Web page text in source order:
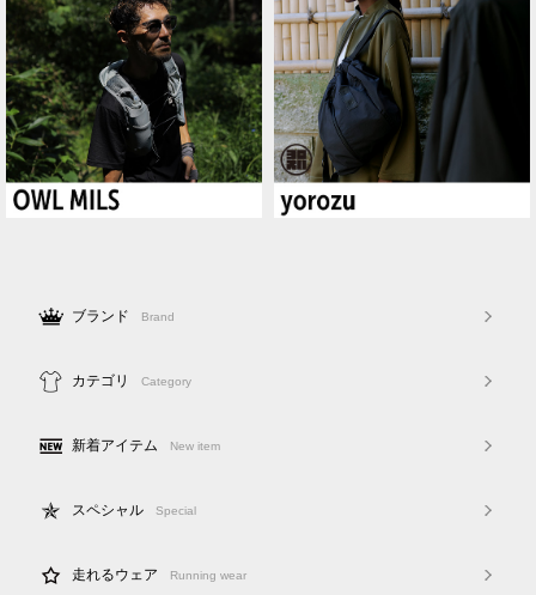
ブランド Brand
カテゴリ Category
新着アイテム New item
スペシャル Special
走れるウェア Running wear